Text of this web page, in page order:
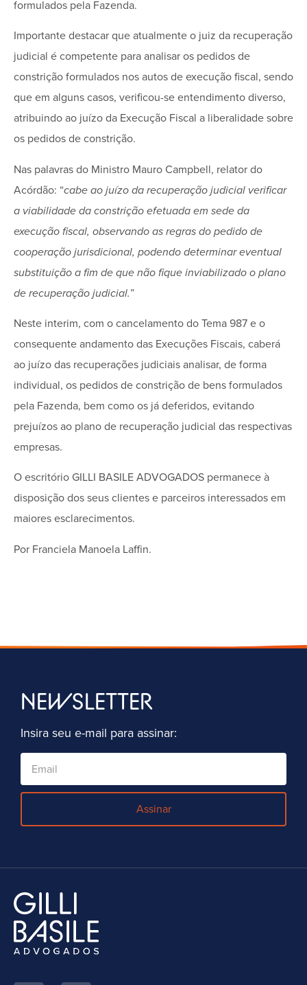
formulados pela Fazenda.
Importante destacar que atualmente o juiz da recuperação
judicial é competente para analisar os pedidos de
constrição formulados nos autos de execução fiscal, sendo
que em alguns casos, verificou-se entendimento diverso,
atribuindo ao juízo da Execução Fiscal a liberalidade sobre
os pedidos de constrição.
Nas palavras do Ministro Mauro Campbell, relator do
Acórdão: “cabe ao juízo da recuperação judicial verificar
a viabilidade da constrição efetuada em sede da
execução fiscal, observando as regras do pedido de
cooperação jurisdicional, podendo determinar eventual
substituição a fim de que não fique inviabilizado o plano
de recuperação judicial.”
Neste interim, com o cancelamento do Tema 987 e o
consequente andamento das Execuções Fiscais, caberá
ao juízo das recuperações judiciais analisar, de forma
individual, os pedidos de constrição de bens formulados
pela Fazenda, bem como os já deferidos, evitando
prejuízos ao plano de recuperação judicial das respectivas
empresas.
O escritório GILLI BASILE ADVOGADOS permanece à
disposição dos seus clientes e parceiros interessados em
maiores esclarecimentos.
Por Franciela Manoela Laffin.
NEWSLETTER
Insira seu e-mail para assinar:
Assinar